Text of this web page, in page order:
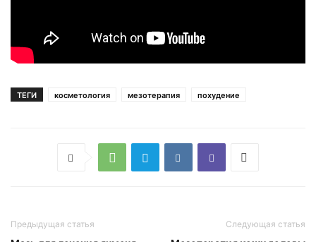
ТЕГИ косметология мезотерапия похудение
Предыдущая статья Следующая статья